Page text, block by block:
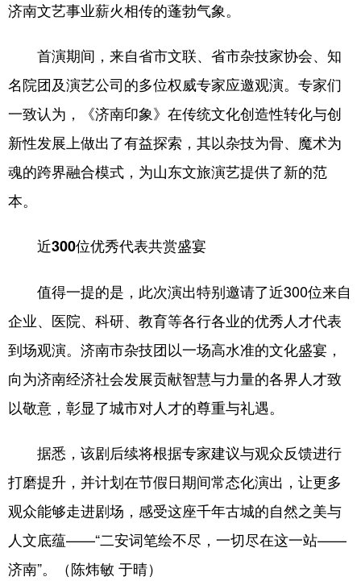
济南文艺事业薪火相传的蓬勃气象。
首演期间，来自省市文联、省市杂技家协会、知
名院团及演艺公司的多位权威专家应邀观演。专家们
一致认为，《济南印象》在传统文化创造性转化与创
新性发展上做出了有益探索，其以杂技为骨、魔术为
魂的跨界融合模式，为山东文旅演艺提供了新的范
本。
近300位优秀代表共赏盛宴
值得一提的是，此次演出特别邀请了近300位来自
企业、医院、科研、教育等各行各业的优秀人才代表
到场观演。济南市杂技团以一场高水准的文化盛宴，
向为济南经济社会发展贡献智慧与力量的各界人才致
以敬意，彰显了城市对人才的尊重与礼遇。
据悉，该剧后续将根据专家建议与观众反馈进行
打磨提升，并计划在节假日期间常态化演出，让更多
观众能够走进剧场，感受这座千年古城的自然之美与
人文底蕴——“二安词笔绘不尽，一切尽在这一站——
济南”。（陈炜敏 于晴）